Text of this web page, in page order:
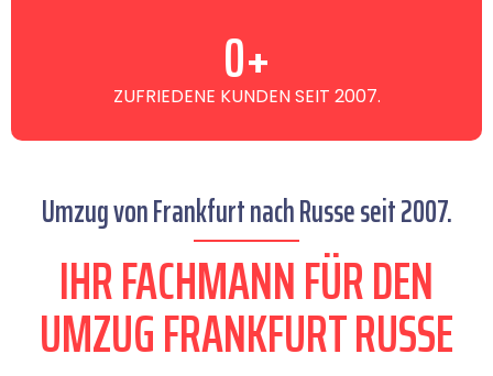
ZUFRIEDENE KUNDEN SEIT 2007.
0+
Umzug von Frankfurt nach Russe seit 2007.
IHR FACHMANN FÜR DEN
UMZUG FRANKFURT RUSSE